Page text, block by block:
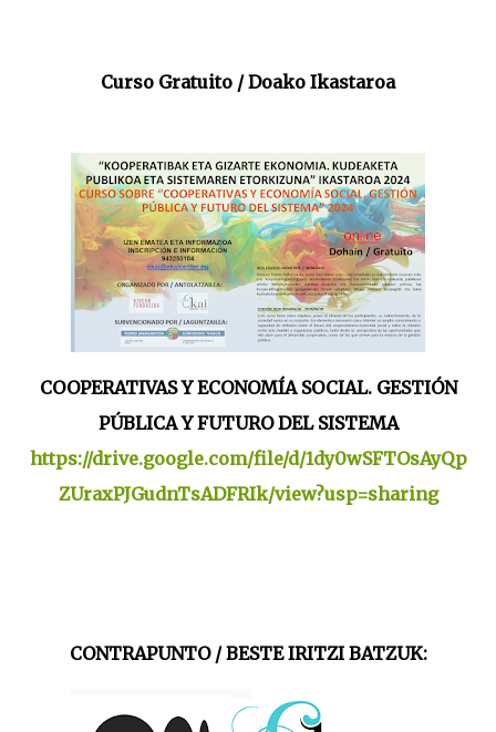
Curso Gratuito / Doako Ikastaroa
COOPERATIVAS Y ECONOMÍA SOCIAL. GESTIÓN
PÚBLICA Y FUTURO DEL SISTEMA
https://drive.google.com/file/d/1dy0wSFTOsAyQp
ZUraxPJGudnTsADFRIk/view?usp=sharing
CONTRAPUNTO / BESTE IRITZI BATZUK: